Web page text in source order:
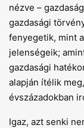
nézve –
gazdasági
fenyegetik, mint
jelenségeik;
gazdasági
alapján ítélik
évszázadokban
Igaz, azt senki